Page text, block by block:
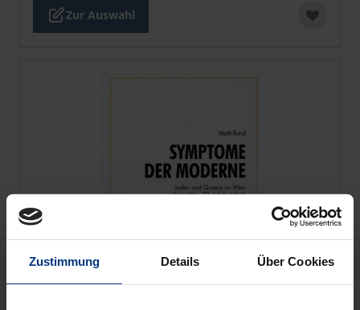
Zustimmung Details Über Cookies
Zur Auswahl